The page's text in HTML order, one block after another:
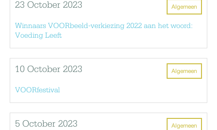
Algemeen
23 October 2023
Winnaars VOORbeeld-verkiezing 2022 aan het woord:
Voeding Leeft
Algemeen
10 October 2023
VOORfestival
Algemeen
5 October 2023